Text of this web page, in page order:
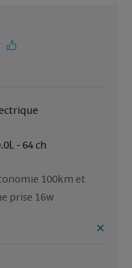
- 64 ch
100km et
prise 16w